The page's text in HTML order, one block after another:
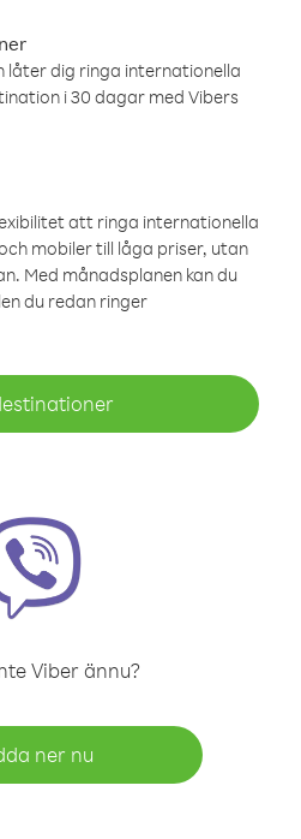
låter dig ringa internationella
i 30 dagar med Vibers
att ringa internationella
mobiler till låga priser, utan
Med månadsplanen kan du
du redan ringer
Viber ännu?
ner nu